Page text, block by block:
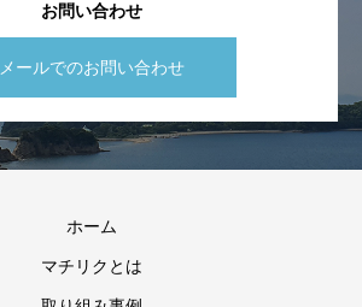
お問い合わせ
メールでのお問い合わせ
ホーム
マチリクとは